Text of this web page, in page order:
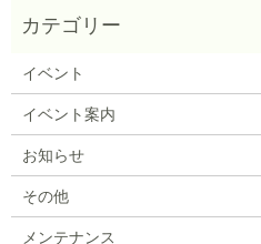
イベント
イベント案内
お知らせ
その他
メンテナンス